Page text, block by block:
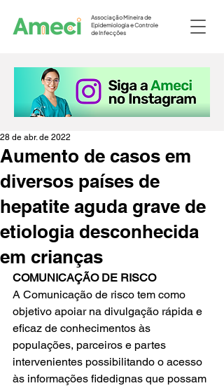
Associação Mineira de
Epidemiologia e Controle
de Infecções
Aumento de casos em
diversos países de
hepatite aguda grave de
etiologia desconhecida
em crianças
28 de abr. de 2022
COMUNICAÇÃO DE RISCO
A Comunicação de risco tem como
objetivo apoiar na divulgação rápida e
eficaz de conhecimentos às
populações, parceiros e partes
intervenientes possibilitando o acesso
às informações fidedignas que possam